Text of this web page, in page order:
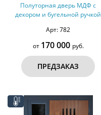
Полуторная дверь МДФ с
декором и бугельной ручкой
Арт: 782
от 170 000 руб.
ПРЕДЗАКАЗ